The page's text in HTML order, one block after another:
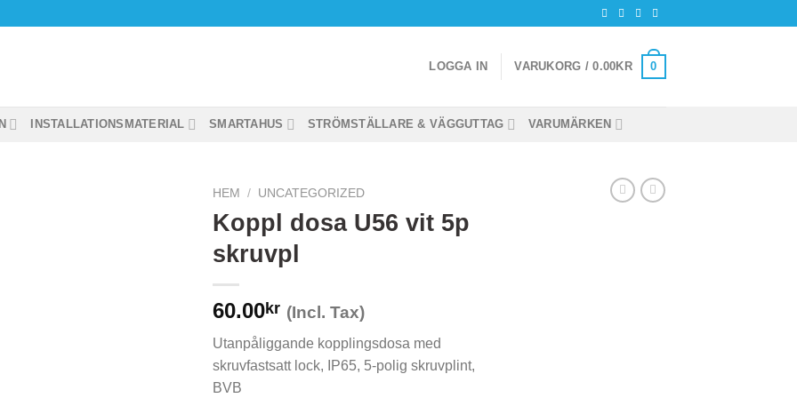
LOGGA IN VARUKORG /0.00KR 0
INSTALLATIONSMATERIAL SMARTAHUS STRÖMSTÄLLARE & VÄGGUTTAG VARUMÄRKEN
HEM / UNCATEGORIZED
Koppl dosa U56 vit 5p
skruvpl
60.00kr (Incl. Tax)
Utanpåliggande kopplingsdosa med
skruvfastsatt lock, IP65, 5-polig skruvplint,
BVB